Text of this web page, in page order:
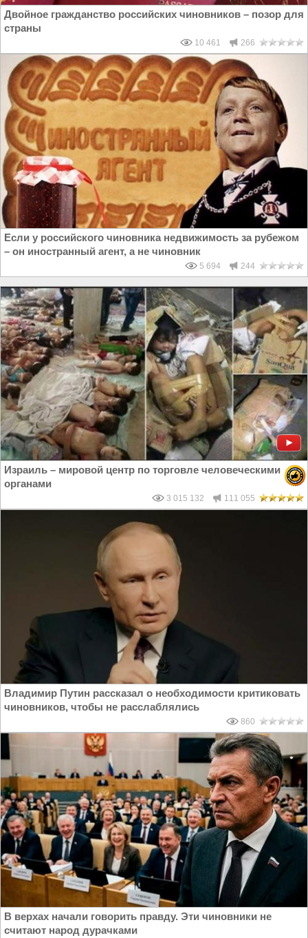
Двойное гражданство российских чиновников – позор для
страны
10 461 266
Если у российского чиновника недвижимость за рубежом
– он иностранный агент, а не чиновник
5 694 244
Израиль – мировой центр по торговле человеческими
органами
3 015 132 111 055
Владимир Путин рассказал о необходимости критиковать
чиновников, чтобы не расслаблялись
860
В верхах начали говорить правду. Эти чиновники не
считают народ дурачками